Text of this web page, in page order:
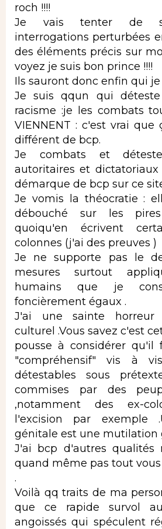
roch !!!!
Je vais tenter de
interrogations perturbées
des éléments précis sur
voyez je suis bon prince !!!!
Ils sauront donc enfin qui je
Je suis qqun qui
racisme :je les combats
VIENNENT : c'est vrai
différent de bcp.
Je combats et
autoritaires et
démarque de bcp sur ce
Je vomis la théocratie :
débouché sur les
quoiqu'en écrivent
colonnes (j'ai des preuves )
Je ne supporte pas le
mesures surtout
humains que je
foncièrement égaux .
J'ai une sainte horreur
culturel .Vous savez c'est
pousse à considérer qu'il
"compréhensif" vis à
détestables sous
commises par des
,notamment des ex-
l'excision par exemple
génitale est une mutilation
J'ai bcp d'autres qualités
quand même pas tout
.
Voilà qq traits de ma
que ce rapide survol
angoissés qui spéculent